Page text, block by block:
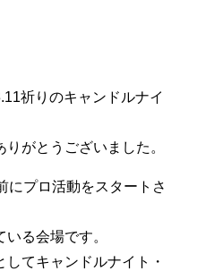
祈りのキャンドルナイ
がとうございました。
にプロ活動をスタートさ
る会場です。
てキャンドルナイト・